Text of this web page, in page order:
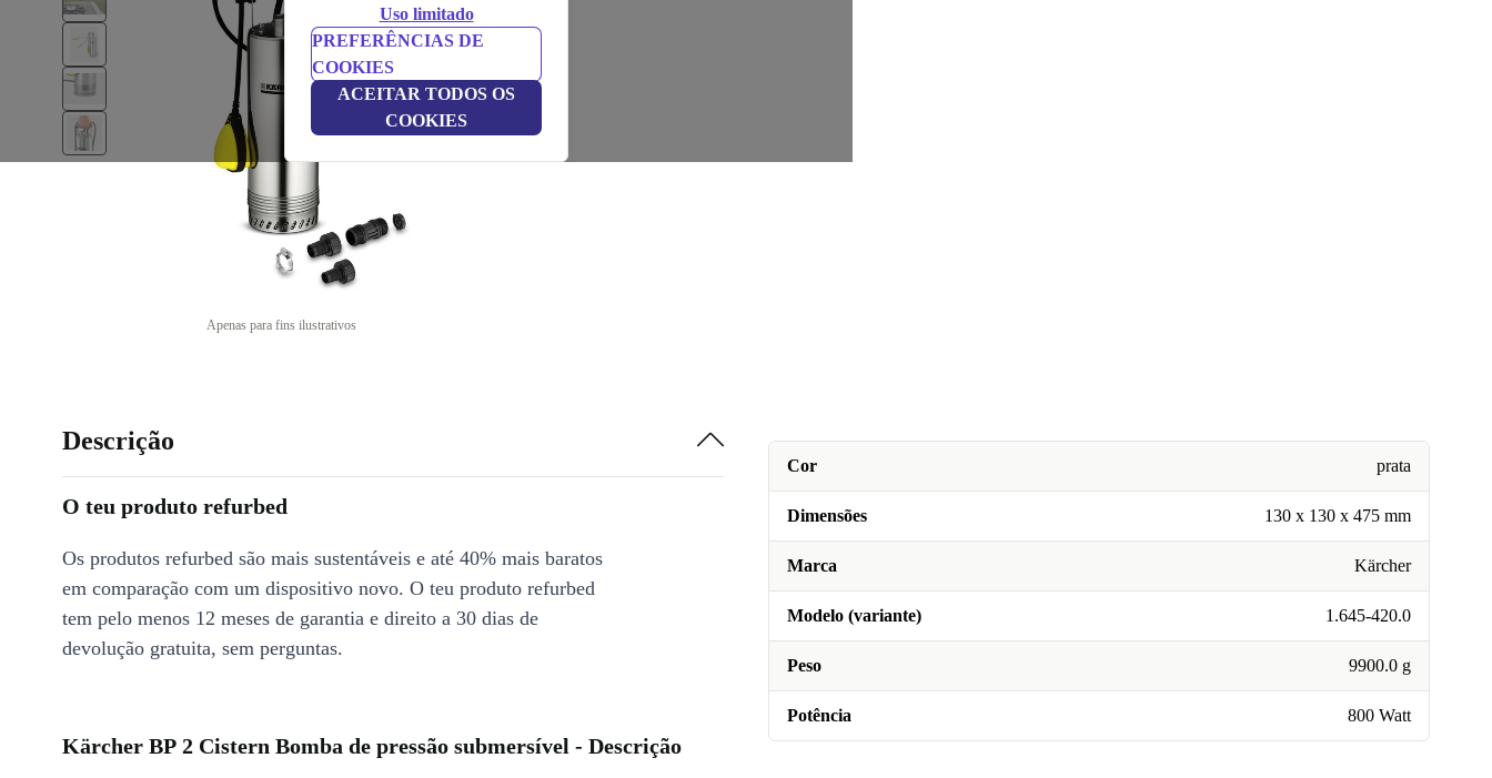
Uso limitado
PREFERÊNCIAS DE
COOKIES
ACEITAR TODOS OS
COOKIES
Apenas para fins ilustrativos
Cor prata
Dimensões 130 x 130 x 475 mm
Marca Kärcher
Modelo (variante) 1.645-420.0
Peso 9900.0 g
Potência 800 Watt
Descrição
O teu produto refurbed
Os produtos refurbed são mais sustentáveis e até 40% mais baratos
em comparação com um dispositivo novo. O teu produto refurbed
tem pelo menos 12 meses de garantia e direito a 30 dias de
devolução gratuita, sem perguntas.
Kärcher BP 2 Cistern Bomba de pressão submersível - Descrição